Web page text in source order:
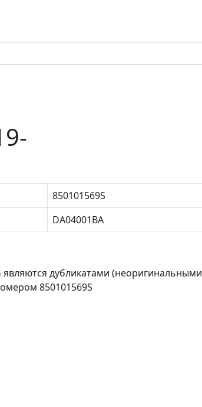
850101569S
DA04001BA
являются дубликатами (неоригинальными
850101569S